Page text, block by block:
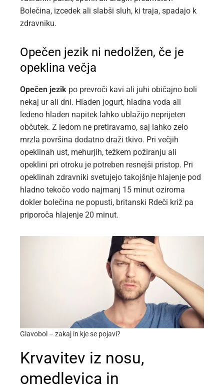
Bolečina, izcedek ali slabši sluh, ki traja, spadajo k
zdravniku.
Opečen jezik ni nedolžen, če je
opeklina večja
Opečen jezik po prevroči kavi ali juhi običajno boli
nekaj ur ali dni. Hladen jogurt, hladna voda ali
ledeno hladen napitek lahko ublažijo neprijeten
občutek. Z ledom ne pretiravamo, saj lahko zelo
mrzla površina dodatno draži tkivo. Pri večjih
opeklinah ust, mehurjih, težkem požiranju ali
opeklini pri otroku je potreben resnejši pristop. Pri
opeklinah zdravniki svetujejo takojšnje hlajenje pod
hladno tekočo vodo najmanj 15 minut oziroma
dokler bolečina ne popusti, britanski Rdeči križ pa
priporoča hlajenje 20 minut.
Glavobol – zakaj in kje se pojavi?
Krvavitev iz nosu,
omedlevica in